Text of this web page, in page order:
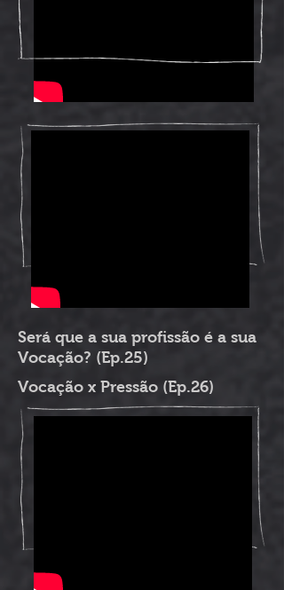
Será que a sua profissão é a sua
Vocação? (Ep.25)
Vocação x Pressão (Ep.26)